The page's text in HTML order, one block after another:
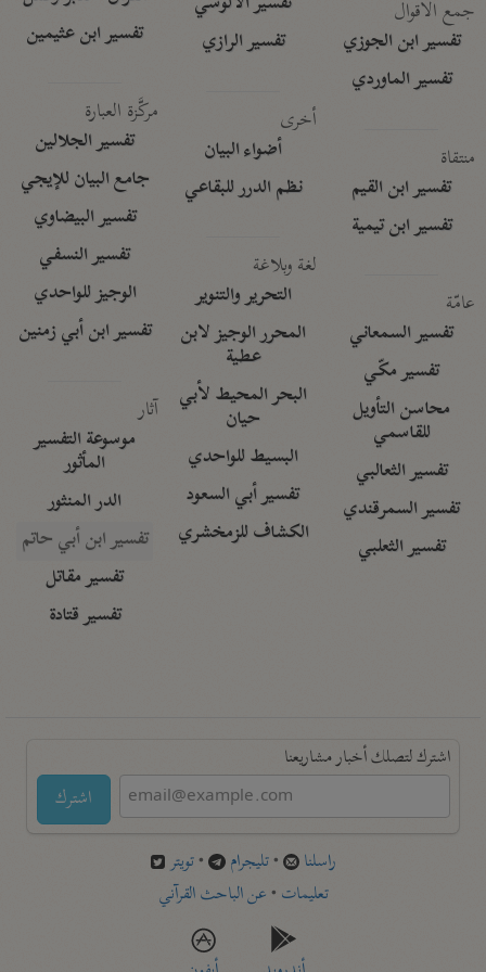
جمع الأقوال
تفسير ابن الجوزي
تفسير الماوردي
منتقاة
تفسير ابن القيم
تفسير ابن تيمية
عامّة
تفسير السمعاني
تفسير مكّي
محاسن التأويل
للقاسمي
تفسير الثعالبي
تفسير السمرقندي
تفسير الثعلبي
تفسير الرازي
أخرى
أضواء البيان
نظم الدرر للبقاعي
لغة وبلاغة
التحرير والتنوير
المحرر الوجيز لابن
عطية
البحر المحيط لأبي
حيان
البسيط للواحدي
تفسير أبي السعود
الكشاف للزمخشري
تفسير ابن عثيمين
مركَّزة العبارة
تفسير الجلالين
جامع البيان للإيجي
تفسير البيضاوي
تفسير النسفي
الوجيز للواحدي
تفسير ابن أبي زمنين
آثار
موسوعة التفسير
المأثور
الدر المنثور
تفسير ابن أبي حاتم
تفسير مقاتل
تفسير قتادة
اشترك لتصلك أخبار مشاريعنا
اشترك
راسلنا •تليجرام •تويتر
تعليمات •عن الباحث القرآني